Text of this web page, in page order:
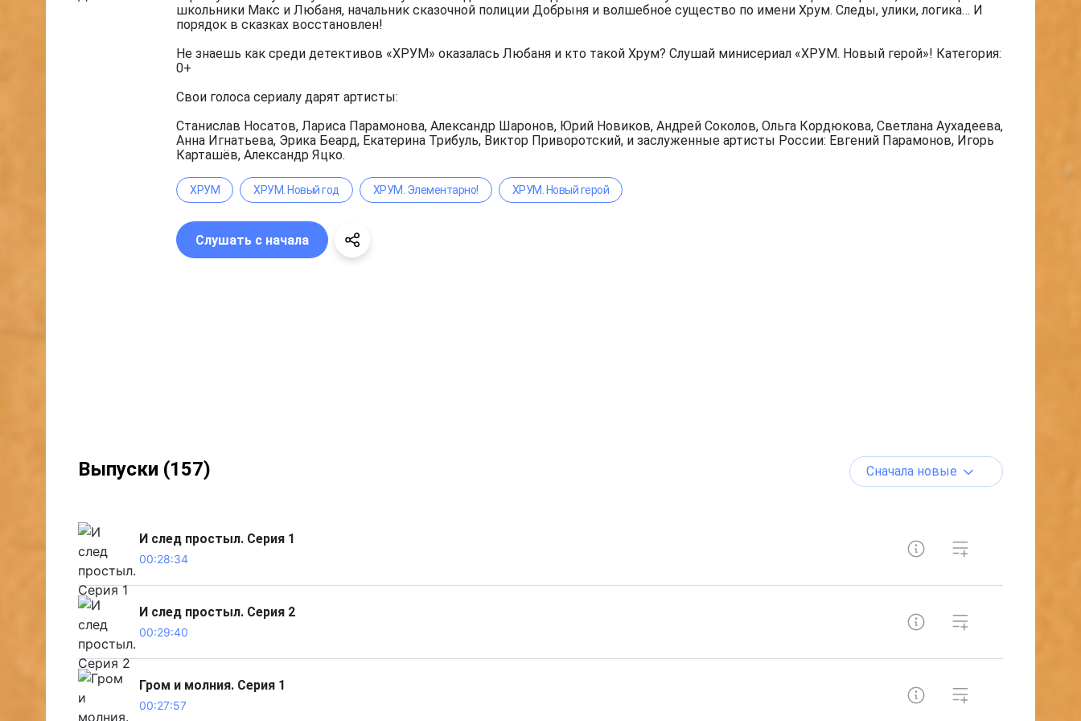
школьники Макс и Любаня, начальник сказочной полиции Добрыня и волшебное существо по имени Хрум. Следы, улики, логика… И
порядок в сказках восстановлен!
Не знаешь как среди детективов «ХРУМ» оказалась Любаня и кто такой Хрум? Слушай минисериал «ХРУМ. Новый герой»! Категория:
0+
Свои голоса сериалу дарят артисты:
Станислав Носатов, Лариса Парамонова, Александр Шаронов, Юрий Новиков, Андрей Соколов, Ольга Кордюкова, Светлана Аухадеева,
Анна Игнатьева, Эрика Беард, Екатерина Трибуль, Виктор Приворотский, и заслуженные артисты России: Евгений Парамонов, Игорь
Карташёв, Александр Яцко.
ХРУМ ХРУМ. Новый год ХРУМ. Элементарно! ХРУМ. Новый герой
Слушать с начала
Выпуски (157) Сначала новые
И след простыл. Серия 1
00:28:34
И след простыл. Серия 2
00:29:40
Гром и молния. Серия 1
00:27:57